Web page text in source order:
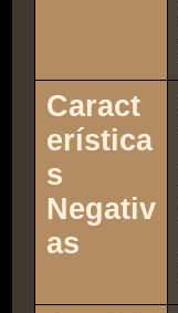
Caract
erística
s
Negativ
as